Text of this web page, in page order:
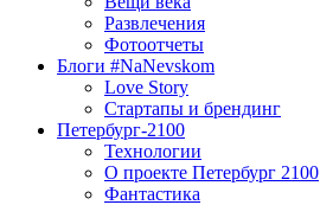
Развлечения
Фотоотчеты
Блоги #NaNevskom
Love Story
Стартапы и брендинг
Петербург-2100
Технологии
О проекте Петербург 2100
Фантастика